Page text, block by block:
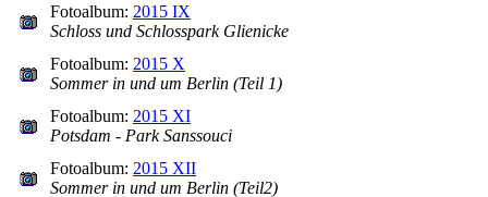
Fotoalbum: 2015 IX
Schloss und Schlosspark Glienicke
Fotoalbum: 2015 X
Sommer in und um Berlin (Teil 1)
Fotoalbum: 2015 XI
Potsdam - Park Sanssouci
Fotoalbum: 2015 XII
Sommer in und um Berlin (Teil2)